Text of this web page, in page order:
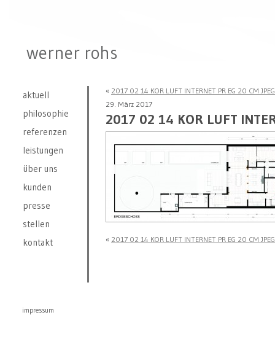
werner rohs
aktuell
philosophie
referenzen
leistungen
über uns
kunden
presse
stellen
kontakt
« 2017 02 14 KOR LUFT INTERNET PR EG 20 CM JPEG
29. März 2017
2017 02 14 KOR LUFT
« 2017 02 14 KOR LUFT INTERNET PR EG 20 CM JPEG
impressum